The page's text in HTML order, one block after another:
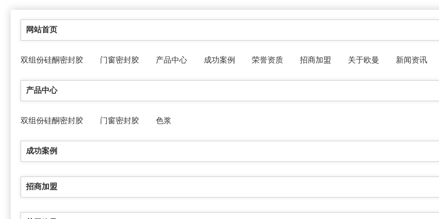
网站首页
双组份硅酮密封胶 门窗密封胶 产品中心 成功案例 荣誉资质 招商加盟 关于欧曼 新闻资讯
产品中心
双组份硅酮密封胶 门窗密封胶 色浆
成功案例
招商加盟